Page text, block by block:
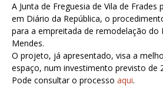
A Junta de Freguesia de Vila de Frades
em Diário da República, o
para a empreitada de remodelação do
Mendes.
O projeto, já apresentado, visa a
espaço, num investimento previsto de
Pode consultar o processo aqui.